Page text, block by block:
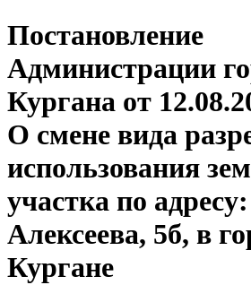
Постановление
Администрации
Кургана от
О смене вида
использования
участка по
Алексеева, 5б, в
Кургане